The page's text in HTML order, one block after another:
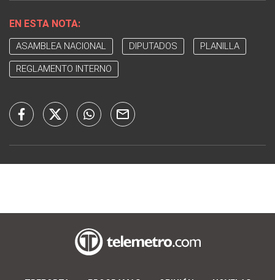
EN ESTA NOTA:
ASAMBLEA NACIONAL DIPUTADOS PLANILLA
REGLAMENTO INTERNO